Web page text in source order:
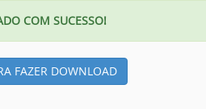
COM SUCESSO!
FAZER DOWNLOAD